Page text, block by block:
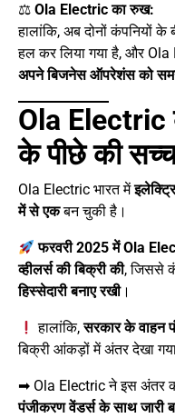
⚖ Ola Electric का रुख:
हालांकि, अब दोनों कंपनियों के
हल कर लिया गया है, और Ola
अपने बिजनेस ऑपरेशंस को
Ola Electric
के पीछे की
Ola Electric भारत में
में से एकबन चुकी है।
फरवरी 2025 में Ola
व्हीलर्स की बिक्री की, जिससे
हिस्सेदारी बनाए रखी।
हालांकि,सरकार के वाहन
बिक्री आंकड़ों में अंतर देखा
➡ Ola Electric ने इस अंतर
पंजीकरण वेंडर्स के साथ जारी